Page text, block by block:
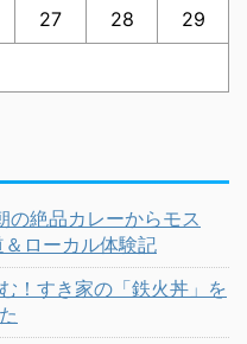
27 28 29
の絶品カレーからモス
ローカル体験記
！すき家の「鉄火丼」を